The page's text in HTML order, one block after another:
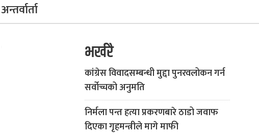
अन्तर्वार्ता
भर्खरै
कांग्रेस विवादसम्बन्धी मुद्दा पुनरवलोकन गर्न
सर्वोच्चको अनुमति
निर्मला पन्त हत्या प्रकरणबारे ठाडो जवाफ
दिएका गृहमन्त्रीले मागे माफी